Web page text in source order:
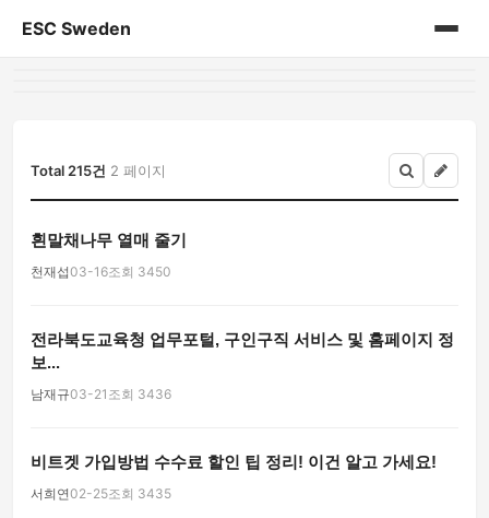
ESC Sweden
Total 215건 2 페이지
흰말채나무 열매 줄기
천재섭03-16조회 3450
전라북도교육청 업무포털, 구인구직 서비스 및 홈페이지 정
보...
남재규03-21 조회 3436
비트겟 가입방법 수수료 할인 팁 정리! 이건 알고 가세요!
서희연02-25조회 3435